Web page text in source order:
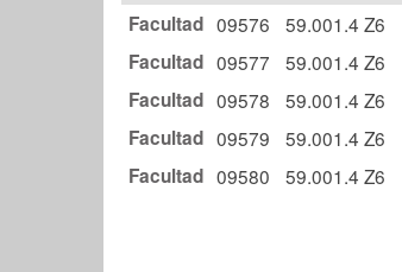
Facultad 09576 59.001.4 Z6
Facultad 09577 59.001.4 Z6
Facultad 09578 59.001.4 Z6
Facultad 09579 59.001.4 Z6
Facultad 09580 59.001.4 Z6